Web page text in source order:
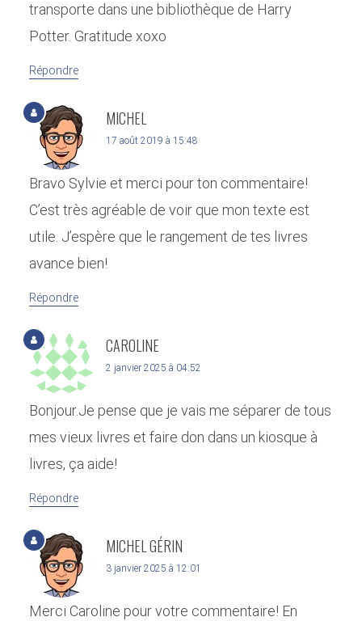
transporte dans une bibliothèque de Harry
Potter. Gratitude xoxo
Répondre
MICHEL
17 août 2019 à 15:48
Bravo Sylvie et merci pour ton commentaire!
C’est très agréable de voir que mon texte est
utile. J’espère que le rangement de tes livres
avance bien!
Répondre
CAROLINE
2 janvier 2025 à 04:52
Bonjour.Je pense que je vais me séparer de tous
mes vieux livres et faire don dans un kiosque à
livres, ça aide!
Répondre
MICHEL GÉRIN
3 janvier 2025 à 12:01
Merci Caroline pour votre commentaire! En